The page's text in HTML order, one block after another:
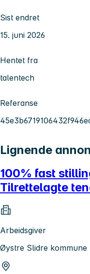
Sist endret
15. juni 2026
Hentet fra
talentech
Referanse
Lignende
100% fast
Tilrettelagte
Arbeidsgiver
Øystre Slidre kommune